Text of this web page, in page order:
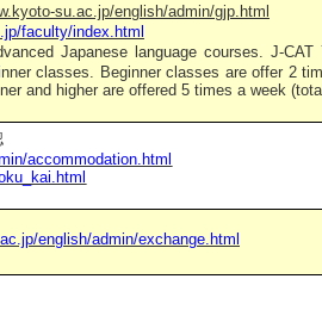
su.ac.jp/english/admin/gjp.html
faculty/index.html
Japanese language courses. J-CAT
classes. Beginner classes are offer 2
and higher are offered 5 times a week
accommodation.html
english/admin/exchange.html